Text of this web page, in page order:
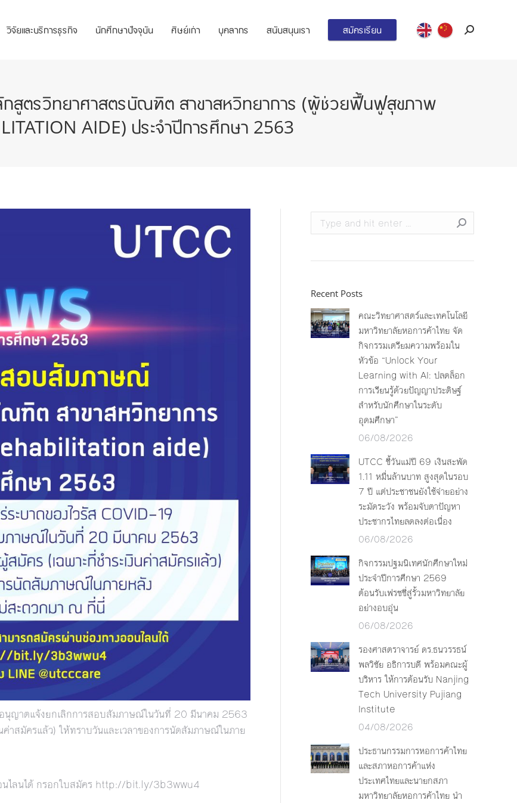
วิจัยและบริการธุรกิจ นักศึกษาปัจจุบัน ศิษย์เก่า บุคลากร สนับสนุนเรา สมัครเรียน Search:
สูตรวิทยาศาสตรบัณฑิต สาขาสหวิทยาการ (ผู้ช่วยฟื้นฟูสุขภาพ
AIDE) ประจำปีการศึกษา 2563
นุญาตแจ้งยกเลิกการสอบสัมภาษณ์ในวันที่ 20 มีนาคม 2563
าสมัครแล้ว) ให้ทราบวันและเวลาของการนัดสัมภาษณ์ในภาย
ไลนได้ กรอกใบสมัคร http://bit.ly/3b3wwu4
Search:
Recent Posts
คณะวิทยาศาสตร์และเทคโนโลยี
มหาวิทยาลัยหอการค้าไทย จัด
กิจกรรมเตรียมความพร้อมใน
หัวข้อ “Unlock Your
Learning with AI: ปลดล็อก
การเรียนรู้ด้วยปัญญาประดิษฐ์
สำหรับนักศึกษาในระดับ
อุดมศึกษา”
06/08/2026
UTCC ชี้วันแม่ปี 69 เงินสะพัด
1.11 หมื่นล้านบาท สูงสุดในรอบ
7 ปี แต่ประชาชนยังใช้จ่ายอย่าง
ระมัดระวัง พร้อมจับตาปัญหา
ประชากรไทยลดลงต่อเนื่อง
06/08/2026
กิจกรรมปฐมนิเทศนักศึกษาใหม่
ประจำปีการศึกษา 2569
ต้อนรับเฟรชชี่สู่รั้วมหาวิทยาลัย
อย่างอบอุ่น
06/08/2026
รองศาสตราจารย์ ดร.ธนวรรธน์
พลวิชัย อธิการบดี พร้อมคณะผู้
บริหาร ให้การต้อนรับ Nanjing
Tech University Pujiang
Institute
04/08/2026
ประธานกรรมการหอการค้าไทย
และสภาหอการค้าแห่ง
ประเทศไทยและนายกสภา
มหาวิทยาลัยหอการค้าไทย นำ